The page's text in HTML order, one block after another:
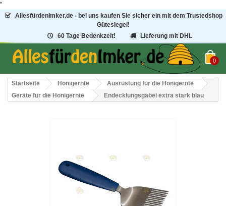
"
AllesfürdenImker.de - bei uns kaufen Sie sicher ein mit dem Trustedshop
Gütesiegel!
60 Tage Bedenkzeit!
Lieferung mit DHL
0
Startseite Honigernte
Ausrüstung für die Honigernte
Geräte für die Honigernte
Endecklungsgabel extra stark blau